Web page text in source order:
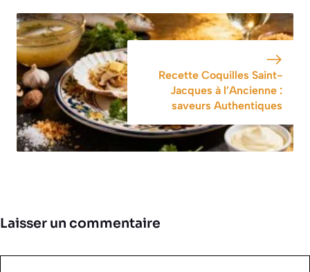
Recette Coquilles Saint-
Jacques à l’Ancienne :
saveurs Authentiques
Laisser un commentaire